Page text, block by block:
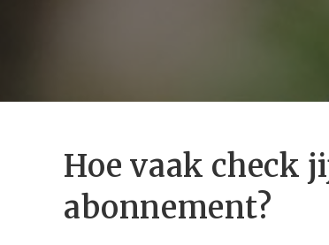
Hoe vaak check
abonnement?